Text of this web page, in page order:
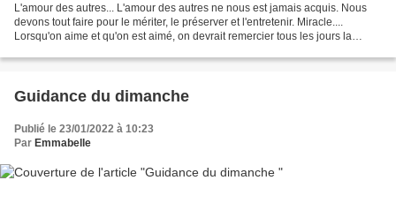
L'amour des autres... L'amour des autres ne nous est jamais acquis. Nous
devons tout faire pour le mériter, le préserver et l'entretenir. Miracle....
Lorsqu'on aime et qu'on est aimé, on devrait remercier tous les jours la
Guidance du dimanche
Publié le 23/01/2022 à 10:23
Par Emmabelle